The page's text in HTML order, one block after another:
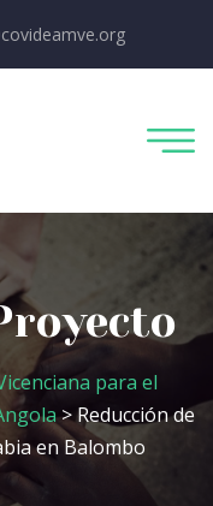
para el
> Reducción de
en Balombo